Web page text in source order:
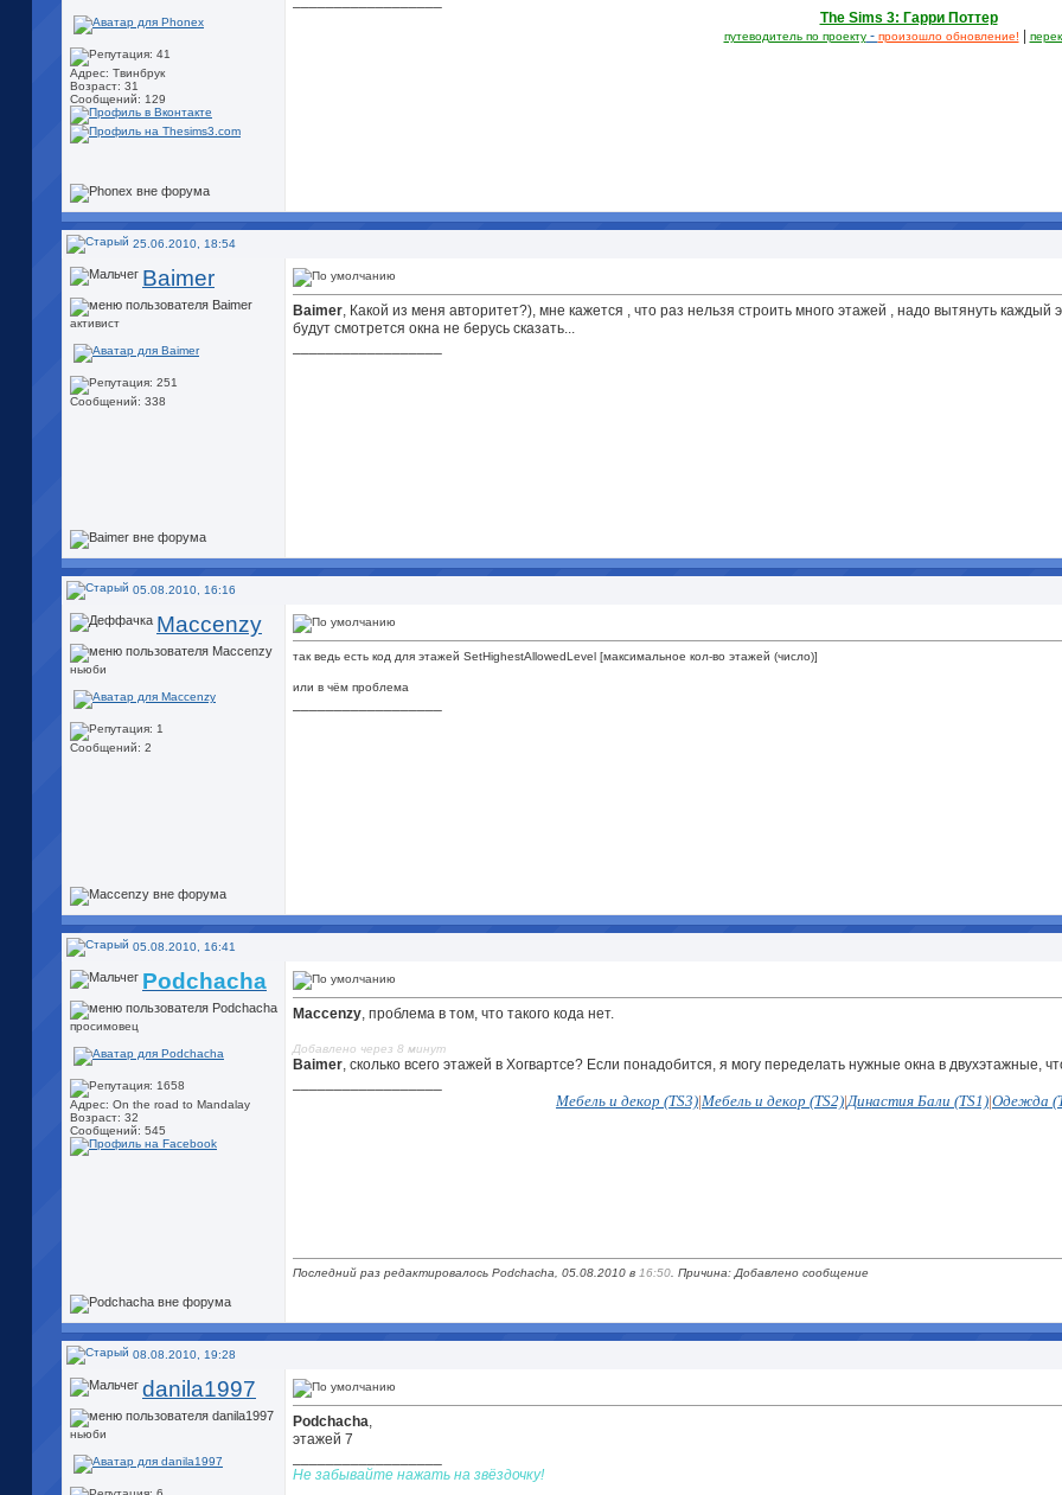
Адрес: Твинбрук
Возраст: 31
Сообщений: 129
The Sims 3: Гарри Поттер
путеводитель по проекту- произошло обновление!
25.06.2010, 18:54
Baimer
активист
Сообщений: 338
Baimer, Какой из меня авторитет?), мне кажется , что раз нельзя строить много этажей , надо вытянуть каждый
будут смотрется окна не берусь сказать...
05.08.2010, 16:16
Maccenzy
ньюби
Сообщений: 2
так ведь есть код для этажей SetHighestAllowedLevel [максимальное кол-во этажей (число)]
или в чём проблема
05.08.2010, 16:41
Podchacha
просимовец
Адрес: On the road to Mandalay
Возраст: 32
Сообщений: 545
Maccenzy, проблема в том, что такого кода нет.
Добавлено через 8 минут
Baimer, сколько всего этажей в Хогвартсе? Если понадобится, я могу переделать нужные окна в двухэтажные,
Мебель и декор (TS3)|Мебель и декор (TS2)|Династия Бали (TS1)|Одежда
Последний раз редактировалось Podchacha, 05.08.2010 в 16:50 . Причина: Добавлено сообщение
08.08.2010, 19:28
danila1997
ньюби
Podchacha,
этажей 7
Не забывайте нажать на звёздочку!